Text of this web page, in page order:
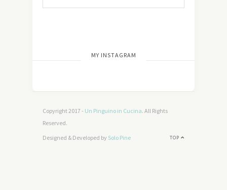
MY INSTAGRAM
[wdi_feed id=”2″]
Copyright 2017 - Un Pinguino in Cucina. All Rights
Reserved.
TOP
Designed & Developed by Solo Pine